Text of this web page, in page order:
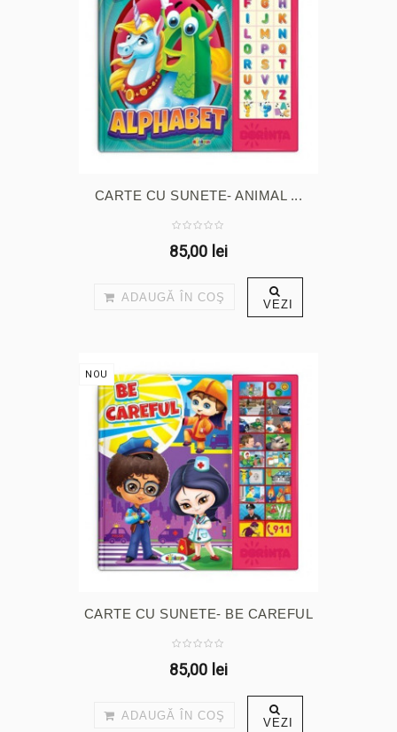
CARTE CU SUNETE- ANIMAL ...
85,00 lei
ADAUGĂ ÎN COŞ VEZI
NOU
CARTE CU SUNETE- BE CAREFUL
85,00 lei
ADAUGĂ ÎN COŞ VEZI